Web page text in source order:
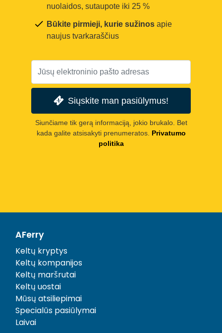
nuolaidos, sutaupote iki 25 %
Būkite pirmieji, kurie sužinos apie
naujus tvarkaraščius
Siųskite man pasiūlymus!
Siunčiame tik gerą informaciją, jokio brukalo. Bet
kada galite atsisakyti prenumeratos. Privatumo
politika
AFerry
Keltų kryptys
Keltų kompanijos
Keltų maršrutai
Keltų uostai
Mūsų atsiliepimai
Specialūs pasiūlymai
Laivai